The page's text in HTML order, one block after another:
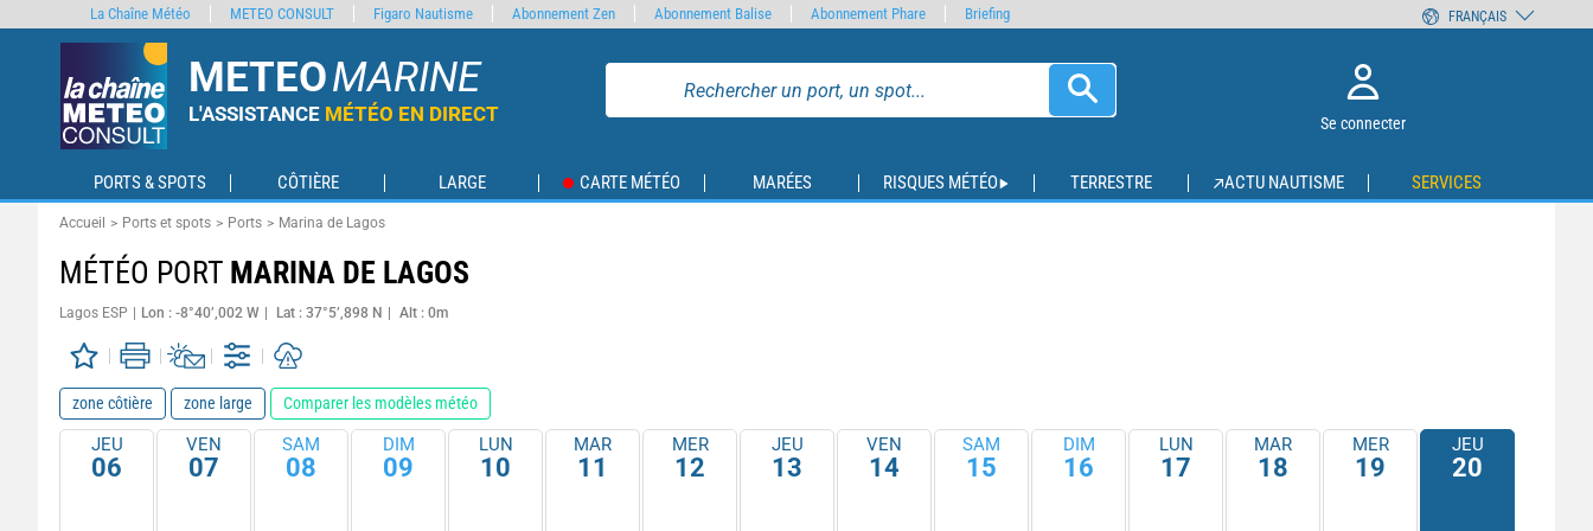
METEOMARINE
L'ASSISTANCE MÉTÉO EN DIRECT Se connecter
PORTS & SPOTS CÔTIÈRE LARGE CARTE MÉTÉO MARÉES RISQUES MÉTÉO TERRESTRE ACTU NAUTISME SERVICES
Accueil Ports et spots Ports Marina de Lagos
MÉTÉO PORT MARINA DE LAGOS
Lagos ESP Lon : -8°40’,002 W Lat : 37°5’,898 N Alt : 0m
zone côtière zone large Comparer les modèles météo
JEU
06
VEN
07
SAM
08
DIM
09
LUN
10
MAR
11
MER
12
JEU
13
VEN
14
SAM
15
DIM
16
LUN
17
MAR
18
MER
19
JEU
20
La Chaîne Météo METEO CONSULT Figaro Nautisme Abonnement Zen Abonnement Balise Abonnement Phare Briefing FRANÇAIS